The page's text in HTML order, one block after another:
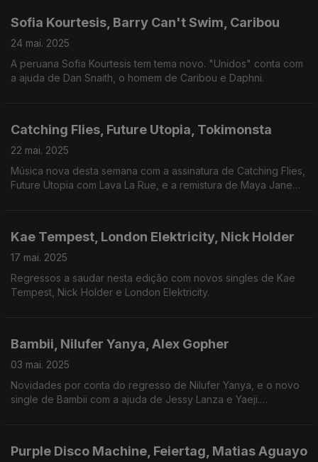
Sofia Kourtesis, Barry Can't Swim, Caribou
24 mai. 2025
A peruana Sofia Kourtesis tem tema novo. "Unidos" conta com
a ajuda de Dan Snaith, o homem de Caribou e Daphni.
Catching Flies, Future Utopia, Tokimonsta
22 mai. 2025
Música nova desta semana com a assinatura de Catching Flies,
Future Utopia com Lava La Rue, e a remistura de Maya Jane
Kae Tempest, London Elektricity, Nick Holder
17 mai. 2025
Regressos a saudar nesta edição com novos singles de Kae
Tempest, Nick Holder e London Elektricity.
Bambii, Nilufer Yanya, Alex Gopher
03 mai. 2025
Novidades por conta do regresso de Nilufer Yanya, e o novo
single de Bambii com a ajuda de Jessy Lanza e Yaeji.
Purple Disco Machine, Feiertag, Matias Aguayo